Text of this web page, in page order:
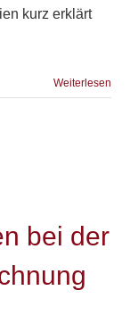
kurz erklärt
Weiterlesen
bei der